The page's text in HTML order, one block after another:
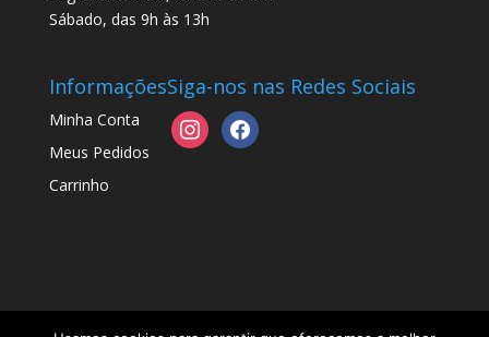
Sábado, das 9h às 13h
Informações
Minha Conta
Meus Pedidos
Carrinho
Siga-nos nas Redes Sociais
instagramfacebook